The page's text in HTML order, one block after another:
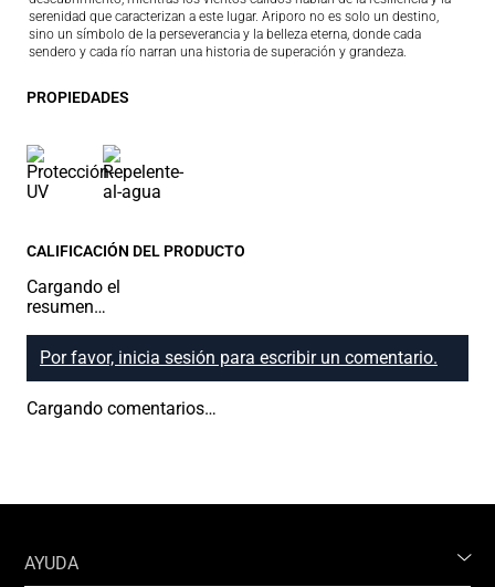
serenidad que caracterizan a este lugar. Ariporo no es solo un destino,
sino un símbolo de la perseverancia y la belleza eterna, donde cada
sendero y cada río narran una historia de superación y grandeza.
PROPIEDADES
CALIFICACIÓN DEL PRODUCTO
Cargando el
resumen…
Por favor, inicia sesión para escribir un comentario.
Cargando comentarios…
AYUDA